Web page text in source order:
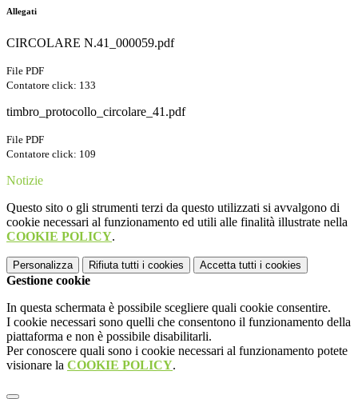
Allegati
CIRCOLARE N.41_000059.pdf
File PDF
Contatore click: 133
timbro_protocollo_circolare_41.pdf
File PDF
Contatore click: 109
Notizie
Questo sito o gli strumenti terzi da questo utilizzati si avvalgono di
cookie necessari al funzionamento ed utili alle finalità illustrate nella
COOKIE POLICY.
Personalizza Rifiuta tutti i cookies Accetta tutti i cookies
Gestione cookie
In questa schermata è possibile scegliere quali cookie consentire.
I cookie necessari sono quelli che consentono il funzionamento della
piattaforma e non è possibile disabilitarli.
Per conoscere quali sono i cookie necessari al funzionamento potete
visionare la COOKIE POLICY.